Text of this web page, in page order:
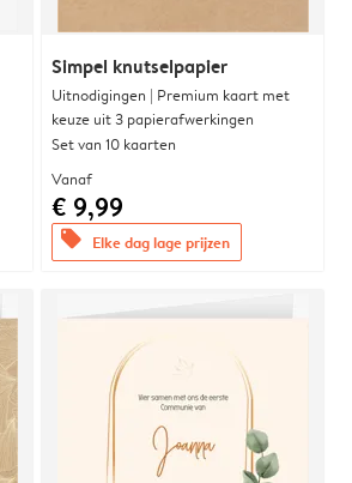
Simpel knutselpapier
Uitnodigingen | Premium kaart met
keuze uit 3 papierafwerkingen
Set van 10 kaarten
Vanaf
€ 9,99
offers Elke dag lage prijzen